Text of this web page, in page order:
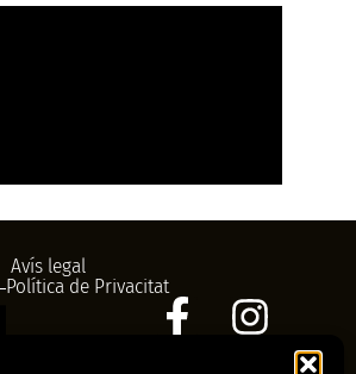
Avís legal
Política de Privacitat